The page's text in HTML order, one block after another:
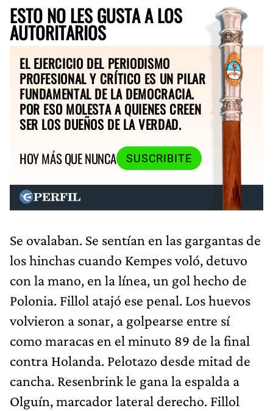
ESTO NO LES GUSTA A LOS
AUTORITARIOS
EL EJERCICIO DEL PERIODISMO
PROFESIONAL Y CRÍTICO ES UN PILAR
FUNDAMENTAL DE LA DEMOCRACIA.
POR ESO MOLESTA A QUIENES CREEN
SER LOS DUEÑOS DE LA VERDAD.
HOY MÁS QUE NUNCA
SUSCRIBITE
Se ovalaban. Se sentían en las gargantas de
los hinchas cuando Kempes voló, detuvo
con la mano, en la línea, un gol hecho de
Polonia. Fillol atajó ese penal. Los huevos
volvieron a sonar, a golpearse entre sí
como maracas en el minuto 89 de la final
contra Holanda. Pelotazo desde mitad de
cancha. Resenbrink le gana la espalda a
Olguín, marcador lateral derecho. Fillol